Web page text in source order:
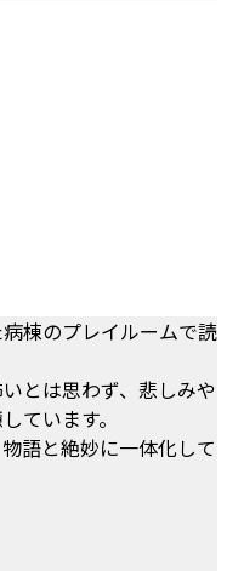
棟のプレイルームで読
とは思わず、悲しみや
ています。
語と絶妙に一体化して